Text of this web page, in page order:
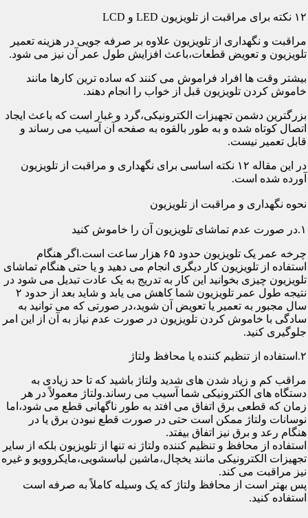
۱۲ نکته برای مراقبت از تلویزیون LED و LCD
مراقبت و نگهداری از تلویزیون علاوه بر صرفه جویی در هزینه تعمیر
تلویزیون و تعویض قطعات،باعث افزایش طول عمر آن نیز می شود.
بیشتر وقت ها افراد فراموش می کنند که ساده ترین کارها مانند
خاموش کردن تلویزیون قبل از خواب را انجام دهند.
بزرگترین دشمن تجهیزات الکترونیکی،گرد و غبار است که باعث ایجاد
اتصال کوتاه شده و به طور بالقوه به صفحه آن آسیب می رساند و
قابل تعمیر نیست.
در این مقاله ۱۲ نکته اساسی برای نگهداری و مراقبت از تلویزیون
آورده شده است.
نحوه نگهداری و مراقبت از تلویزیون
۱.در صورت عدم تماشای تلویزیون آن را خاموش کنید
چرخه عمر یک تلویزیون حدود ۶۵ هزار ساعت است.اگر هنگام
استفاده از تلویزیون کار دیگری انجام می دهید و یا حتی هنگام تماشای
تلویزیون چیزی بخوانید این کار به تدریج به یک عادت تبدیل می شود در
نتیجه طول عمر تلویزیون شما کاهش می یابد و شاید بعد از حدود ۲
سال مجبور به تعمیر یا تعویض آن شوید،در صورتی که می توانید به
سادگی با خاموش کردن تلویزیون در صورت عدم نیاز به آن از این امر
جلوگیری کنید.
۲.استفاده از تنظیم کننده یا محافظ ولتاژ
مراقب کم و زیاد شدن های شدید ولتاژ باشید که تا حد زیادی به
دستگاه های الکترونیکی شما آسیب می رساند.ولتاژ معمولاً در هر
زمان که قطعی برق اتفاق می افتد به طور ناگهانی قطع می شود،اما
نوسانات ولتاژ ممکن است حتی در صورت قطع نبودن برق یا در
هنگام رعد و برق نیز اتفاق بیفتد.
استفاده از محافظ و تنظیم کننده ولتاژ نه تنها از تلویزیون بلکه از سایر
تجهیزات الکترونیکی مانند یخچال،ماشین لباسشویی،مایکروویو و غیره
نیز مراقبت می کند.
پس بهتر است از محافظ ولتاژ که یک وسیله کاملاً به صرفه است
استفاده کنید.